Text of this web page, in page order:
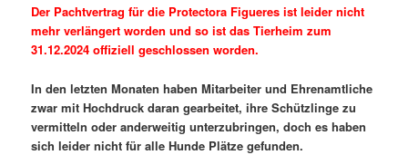
Der Pachtvertrag für die Protectora Figueres ist leider nicht
mehr verlängert worden und so ist das Tierheim zum
31.12.2024 offiziell geschlossen worden.
In den letzten Monaten haben Mitarbeiter und Ehrenamtliche
zwar mit Hochdruck daran gearbeitet, ihre Schützlinge zu
vermitteln oder anderweitig unterzubringen, doch es haben
sich leider nicht für alle Hunde Plätze gefunden.